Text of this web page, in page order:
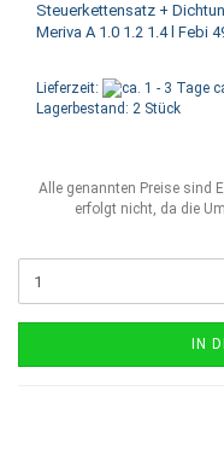
Steuerkettensatz +
Meriva A 1.0 1.2 1.4 l Febi
Lieferzeit:
Lagerbestand: 2 Stück
Alle genannten Preise sind
erfolgt nicht, da die
IN